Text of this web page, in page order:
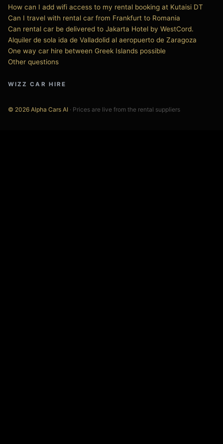
How can I add wifi access to my rental booking at Kutaisi DT
Can I travel with rental car from Frankfurt to Romania
Can rental car be delivered to Jakarta Hotel by WestCord.
Alquiler de sola ida de Valladolid al aeropuerto de Zaragoza
One way car hire between Greek Islands possible
Other questions
WIZZ CAR HIRE
© 2026 Alpha Cars AI · Prices are live from the rental suppliers